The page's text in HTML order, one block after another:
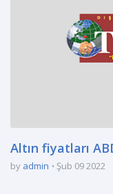
Altın fiyatları
by admin Şub 09 2022